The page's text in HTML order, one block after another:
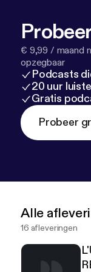
€ 9,99 / maand
opzegbaar
Podcasts
20 uur
Gratis
Probeer
Alle
16 afleveringen